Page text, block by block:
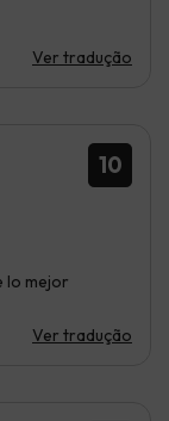
Ver tradução
10
lo mejor
Ver tradução